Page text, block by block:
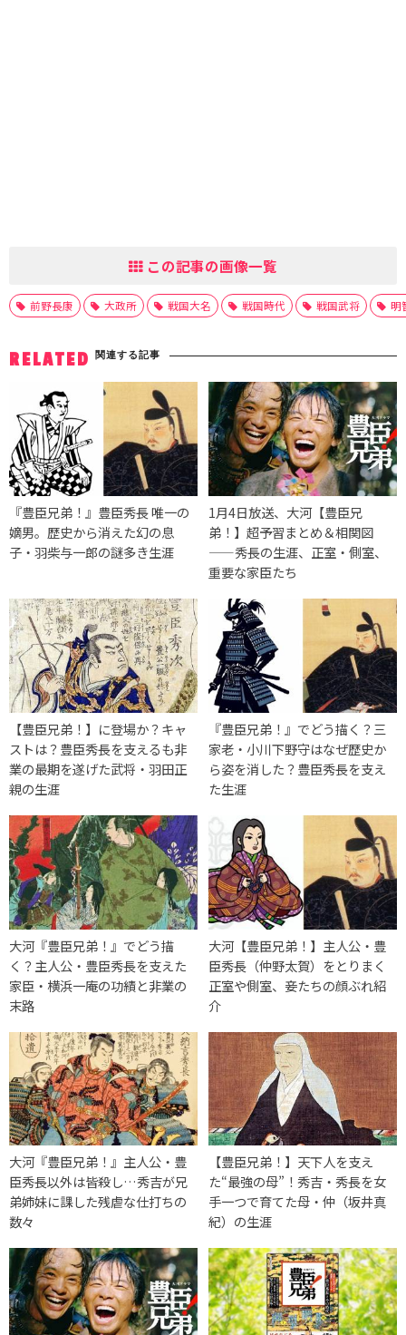
この記事の画像一覧
前野長康 大政所 戦国大名 戦国時代 戦国武将 明
RELATED 関連する記事
『豊臣兄弟！』豊臣秀長 唯一の
嫡男。歴史から消えた幻の息
子・羽柴与一郎の謎多き生涯
1月4日放送、大河【豊臣兄
弟！】超予習まとめ＆相関図
——秀長の生涯、正室・側室、
重要な家臣たち
【豊臣兄弟！】に登場か？キャ
ストは？豊臣秀長を支えるも非
業の最期を遂げた武将・羽田正
親の生涯
『豊臣兄弟！』でどう描く？三
家老・小川下野守はなぜ歴史か
ら姿を消した？豊臣秀長を支え
た生涯
大河『豊臣兄弟！』でどう描
く？主人公・豊臣秀長を支えた
家臣・横浜一庵の功績と非業の
末路
大河【豊臣兄弟！】主人公・豊
臣秀長（仲野太賀）をとりまく
正室や側室、妾たちの顔ぶれ紹
介
大河『豊臣兄弟！』主人公・豊
臣秀長以外は皆殺し…秀吉が兄
弟姉妹に課した残虐な仕打ちの
数々
【豊臣兄弟！】天下人を支え
た“最強の母”！秀吉・秀長を女
手一つで育てた母・仲（坂井真
紀）の生涯